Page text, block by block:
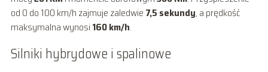
od 0 do 100 km/h zajmuje zaledwie 7,5 sekundy, a prędkość
maksymalna wynosi 160 km/h.
Silniki hybrydowe i spalinowe